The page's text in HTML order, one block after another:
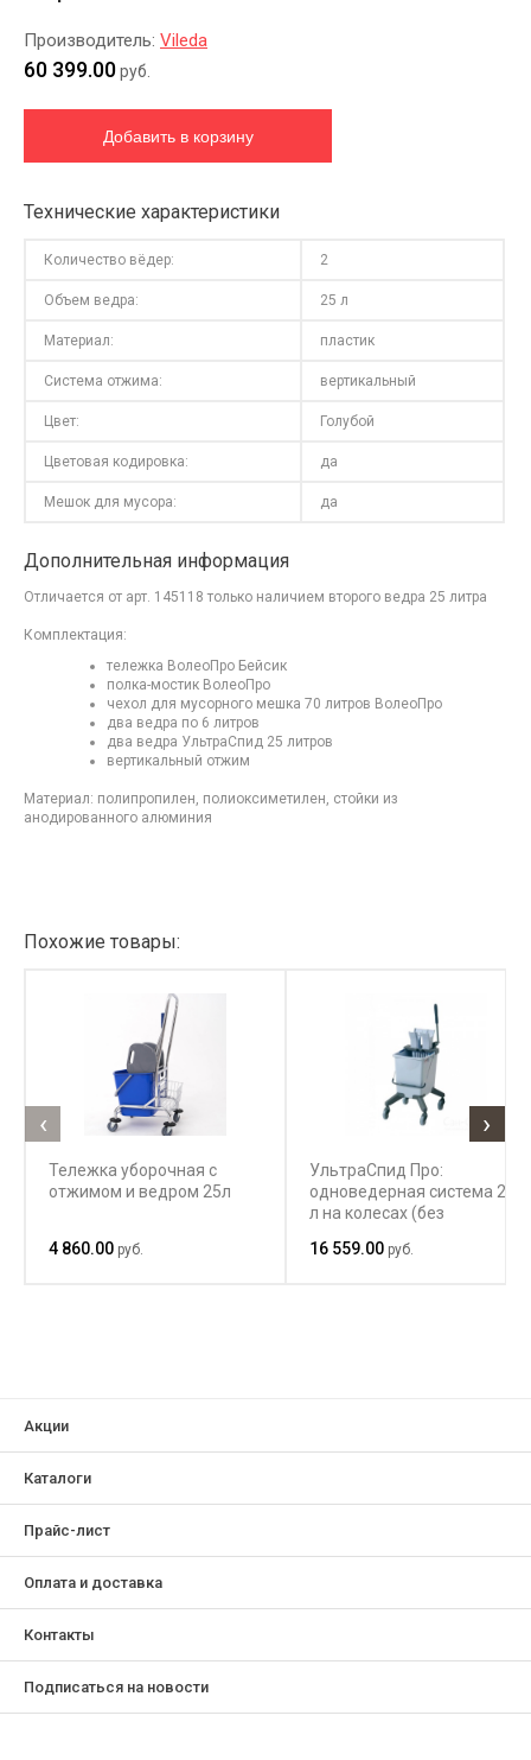
Производитель: Vileda
60 399.00руб.
Технические характеристики
Количество вёдер: 2
Объем ведра: 25 л
Материал: пластик
Система отжима: вертикальный
Цвет: Голубой
Цветовая кодировка: да
Мешок для мусора: да
Дополнительная информация
Отличается от арт. 145118 только наличием второго ведра 25 литра
Комплектация:
тележка ВолеоПро Бейсик
полка-мостик ВолеоПро
чехол для мусорного мешка 70 литров ВолеоПро
два ведра по 6 литров
два ведра УльтраСпид 25 литров
вертикальный отжим
Материал: полипропилен, полиоксиметилен, стойки из
анодированного алюминия
Похожие товары:
Тележка уборочная с
отжимом и ведром 25л
4 860.00 руб.
УльтраСпид Про:
одноведерная система 25
л на колесах (без
ручки)
16 559.00 руб.
‹ ›
Акции
Каталоги
Прайс-лист
Оплата и доставка
Контакты
Подписаться на новости